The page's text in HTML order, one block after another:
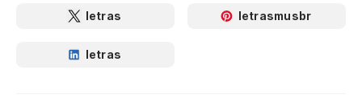
letras letrasmusbr
letras